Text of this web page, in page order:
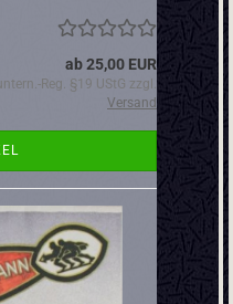
ab 25,00 EUR
Reg. §19 UStG zzgl.
Versand